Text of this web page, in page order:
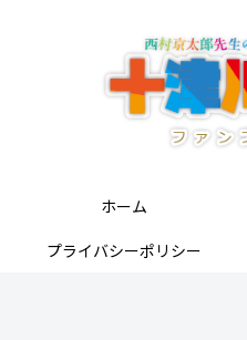
ホーム
プライバシーポリシー